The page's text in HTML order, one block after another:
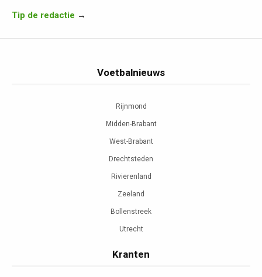
Tip de redactie →
Voetbalnieuws
Rijnmond
Midden-Brabant
West-Brabant
Drechtsteden
Rivierenland
Zeeland
Bollenstreek
Utrecht
Kranten